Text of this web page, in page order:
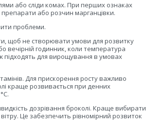
або сліди комах. При перших ознаках
або розчин марганцівки.
проблеми.
щоб не створювати умови для розвитку
годинник, коли температура
підходять для вирощування в умовах
Для прискорення росту важливо
краще розвивається при денних
дозрівання броколі. Краще вибирати
Це забезпечить рівномірний розвиток